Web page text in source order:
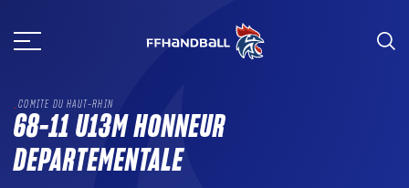
au
COMITE DU HAUT-RHIN
68-11 U13M HONNEUR
DEPARTEMENTALE